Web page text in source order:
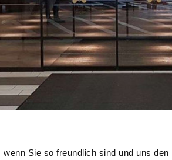
Sie so freundlich sind und uns